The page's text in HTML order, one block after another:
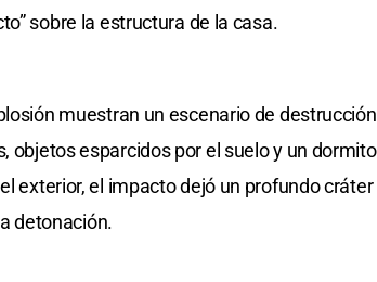
sobre la estructura de la casa.
muestran un escenario de
objetos esparcidos por el suelo y un
exterior, el impacto dejó un profundo cráter
detonación.